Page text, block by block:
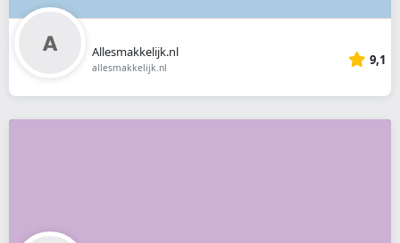
Allesmakkelijk.nl
allesmakkelijk.nl 9,1